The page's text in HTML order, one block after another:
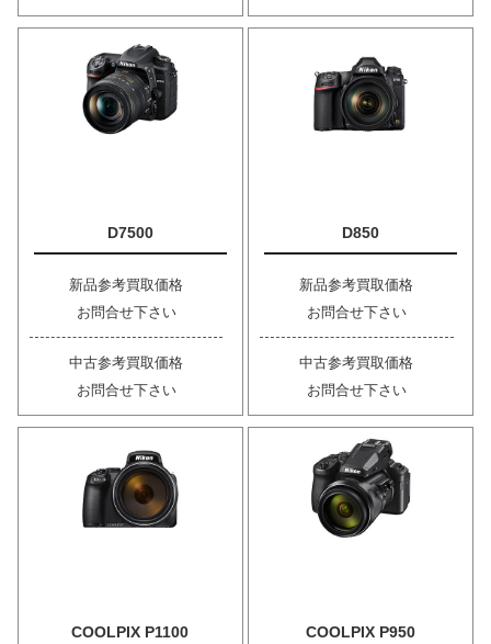
D7500
新品参考買取価格
お問合せ下さい
中古参考買取価格
お問合せ下さい
D850
新品参考買取価格
お問合せ下さい
中古参考買取価格
お問合せ下さい
COOLPIX P1100 COOLPIX P950